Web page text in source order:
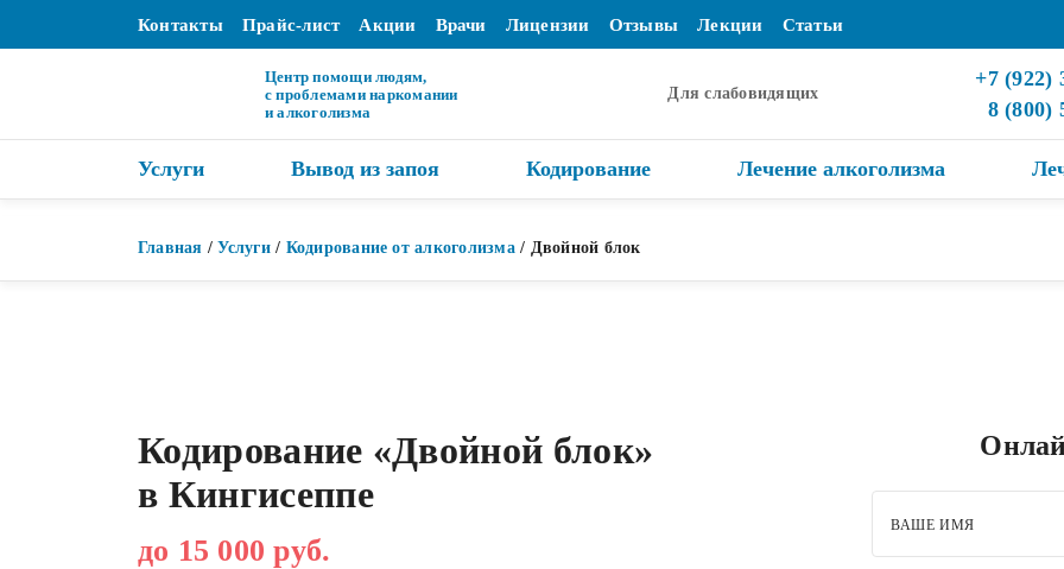
Контакты Прайс-лист Акции Врачи Лицензии Отзывы Лекции Статьи
Центр помощи людям,
с проблемами наркомании
и алкоголизма
Для слабовидящих
+7 (922)
8 (800)
Услуги Вывод из запоя Кодирование Лечение алкоголизма
Главная /Услуги/ Кодирование от алкоголизма/ Двойной блок
Кодирование «Двойной блок»
в Кингисеппе
до 15 000 руб.
ВАШЕ ИМЯ